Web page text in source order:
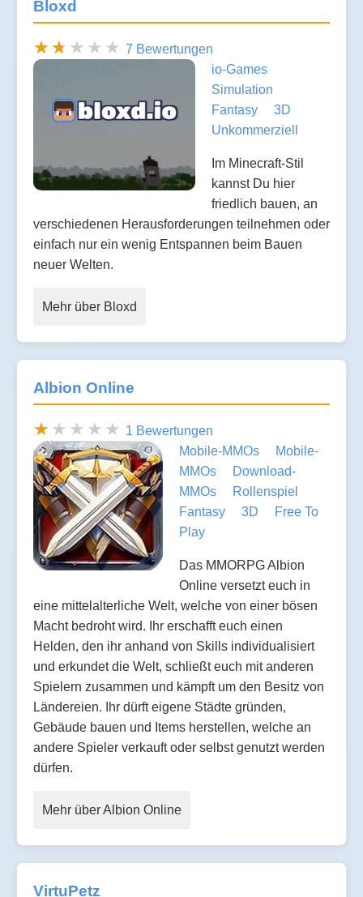
Bloxd
7 Bewertungen
io-Games
Simulation
Fantasy
3D
Unkommerziell
Im Minecraft-Stil
kannst Du hier
friedlich bauen, an
verschiedenen Herausforderungen teilnehmen oder
einfach nur ein wenig Entspannen beim Bauen
neuer Welten.
Mehr über Bloxd
Albion Online
1 Bewertungen
Mobile-MMOs
Mobile-
MMOs
Download-
MMOs
Rollenspiel
Fantasy
3D
Free To
Play
Das MMORPG Albion
Online versetzt euch in
eine mittelalterliche Welt, welche von einer bösen
Macht bedroht wird. Ihr erschafft euch einen
Helden, den ihr anhand von Skills individualisiert
und erkundet die Welt, schließt euch mit anderen
Spielern zusammen und kämpft um den Besitz von
Ländereien. Ihr dürft eigene Städte gründen,
Gebäude bauen und Items herstellen, welche an
andere Spieler verkauft oder selbst genutzt werden
dürfen.
Mehr über Albion Online
VirtuPetz